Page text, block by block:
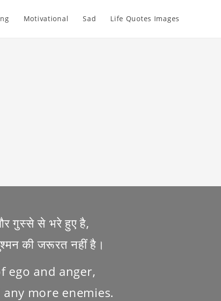
Motivational Sad Life Quotes Images
गुस्से से भरे हुए है,
की जरूरत नहीं है।
ego and anger,
more enemies.